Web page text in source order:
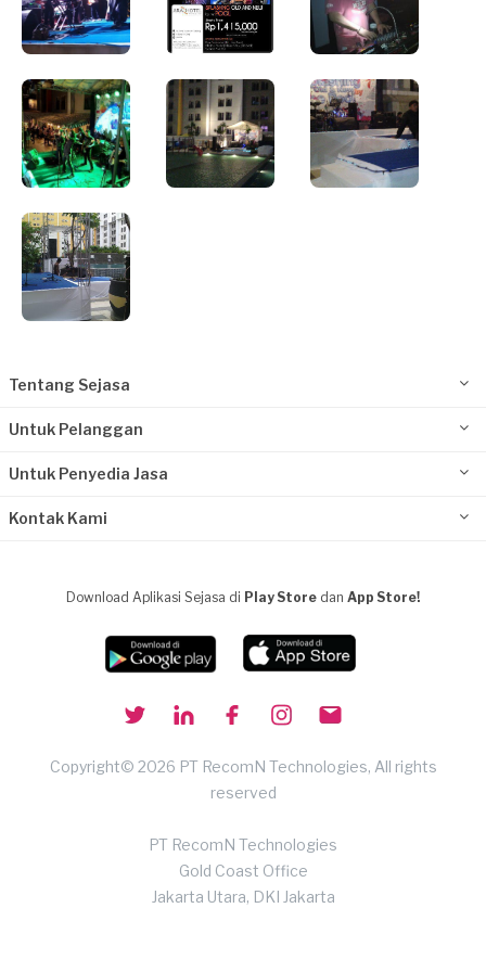
Tentang Sejasa
Untuk Pelanggan
Untuk Penyedia Jasa
Kontak Kami
Download Aplikasi Sejasa di Play Store dan App Store!
Copyright© 2026 PT RecomN Technologies, All rights
reserved
PT RecomN Technologies
Gold Coast Office
Jakarta Utara, DKI Jakarta